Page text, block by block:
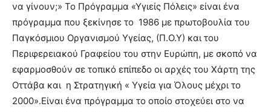
να γίνουν;» Το Πρόγραμμα «Υγιείς Πόλεις» είναι ένα
πρόγραμμα που ξεκίνησε το 1986 με πρωτοβουλία του
Παγκόσμιου Οργανισμού Υγείας, (Π.Ο.Υ) και του
Περιφερειακού Γραφείου του στην Ευρώπη, με σκοπό να
εφαρμοσθούν σε τοπικό επίπεδο οι αρχές του Χάρτη της
Οττάβα και η Στρατηγική « Υγεία για Όλους μέχρι το
2000».Είναι ένα πρόγραμμα το οποίο στοχεύει στο να